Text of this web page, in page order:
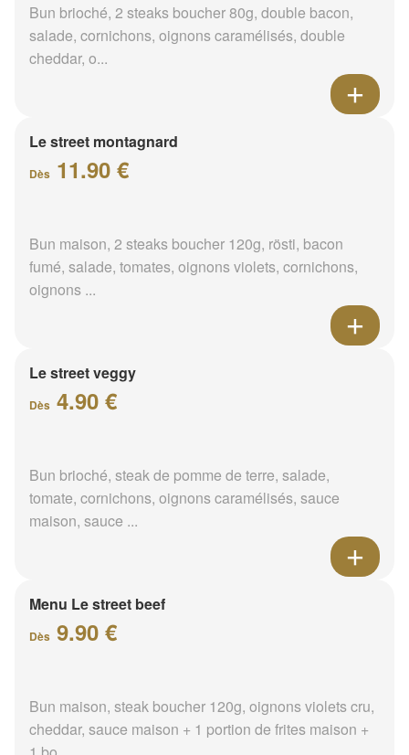
Bun brioché, 2 steaks boucher 80g, double bacon,
salade, cornichons, oignons caramélisés, double
cheddar, o...
Le street montagnard
Dès 11.90 €
Bun maison, 2 steaks boucher 120g, rösti, bacon
fumé, salade, tomates, oignons violets, cornichons,
oignons ...
Le street veggy
Dès 4.90 €
Bun brioché, steak de pomme de terre, salade,
tomate, cornichons, oignons caramélisés, sauce
maison, sauce ...
Menu Le street beef
Dès 9.90 €
Bun maison, steak boucher 120g, oignons violets cru,
cheddar, sauce maison + 1 portion de frites maison +